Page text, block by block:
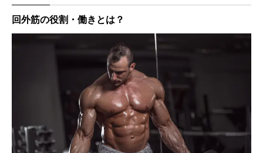
回外筋の役割・働きとは？